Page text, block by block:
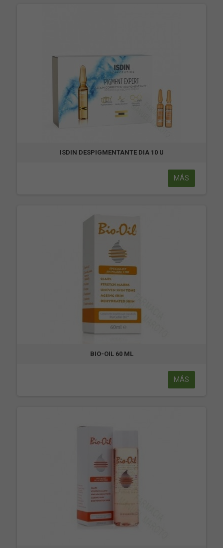
ISDIN DESPIGMENTANTE DIA 10 U
MÁS
BIO-OIL 60 ML
MÁS